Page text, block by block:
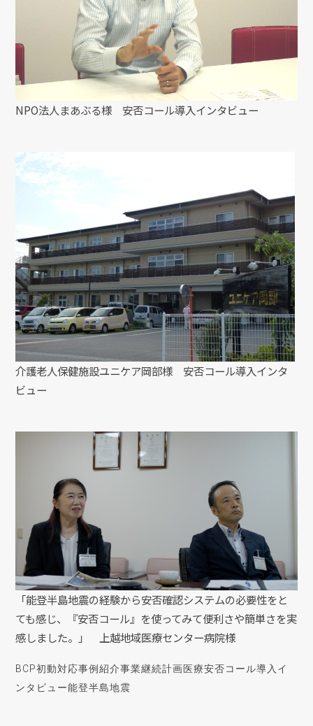
NPO法人まあぶる様 安否コール導入インタビュー
介護老人保健施設ユニケア岡部様 安否コール導入インタ
ビュー
「能登半島地震の経験から安否確認システムの必要性をと
ても感じ、『安否コール』を使ってみて便利さや簡単さを実
感しました。」 上越地域医療センター病院様
BCP初動対応事例紹介事業継続計画医療安否コール導入イ
ンタビュー能登半島地震